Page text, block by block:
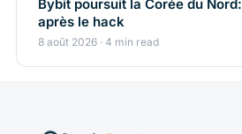
Bybit poursuit la Corée du
après le hack
8 août 2026 · 4 min read